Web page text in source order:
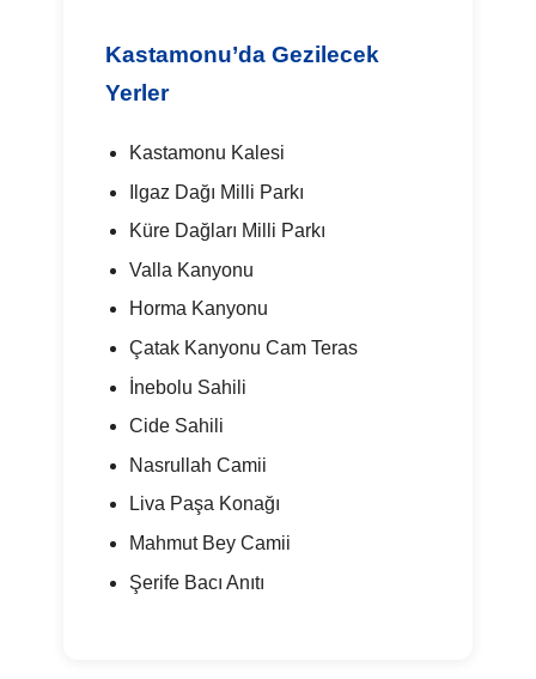
Kastamonu’da Gezilecek
Yerler
Kastamonu Kalesi
Ilgaz Dağı Milli Parkı
Küre Dağları Milli Parkı
Valla Kanyonu
Horma Kanyonu
Çatak Kanyonu Cam Teras
İnebolu Sahili
Cide Sahili
Nasrullah Camii
Liva Paşa Konağı
Mahmut Bey Camii
Şerife Bacı Anıtı